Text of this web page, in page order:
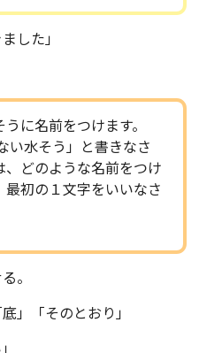
した」
に名前をつけます。
い水そう」と書きなさ
、どのような名前をつけ
最初の１文字をいいなさ
。
」「そのとおり」